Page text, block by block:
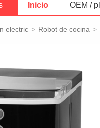
Inicio OEM /
electric > Robot de cocina >